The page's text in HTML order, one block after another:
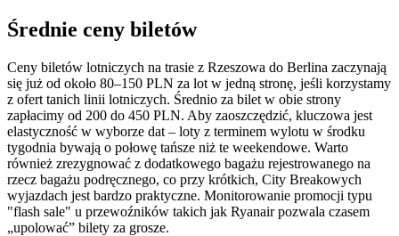
Średnie ceny biletów
Ceny biletów lotniczych na trasie z Rzeszowa do Berlina zaczynają
się już od około 80–150 PLN za lot w jedną stronę, jeśli korzystamy
z ofert tanich linii lotniczych. Średnio za bilet w obie strony
zapłacimy od 200 do 450 PLN. Aby zaoszczędzić, kluczowa jest
elastyczność w wyborze dat – loty z terminem wylotu w środku
tygodnia bywają o połowę tańsze niż te weekendowe. Warto
również zrezygnować z dodatkowego bagażu rejestrowanego na
rzecz bagażu podręcznego, co przy krótkich, City Breakowych
wyjazdach jest bardzo praktyczne. Monitorowanie promocji typu
"flash sale" u przewoźników takich jak Ryanair pozwala czasem
„upolować” bilety za grosze.